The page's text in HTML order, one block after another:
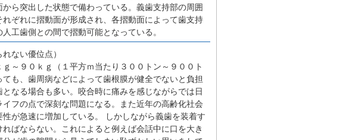
ら突出した状態で備わっている。義歯支持部の周囲
ぞれに摺動面が形成され、各摺動面によって歯支持
工歯側との間で摺動可能となっている。
ない優位点）
～９０ｋｇ（１平方ｍ当たり３００トン～９００ト
も、歯周病などによって歯根膜が健全でないと負担
なる場合も多い。咬合時に痛みを感じながらでは日
フの点で深刻な問題になる。また近年の高齢化社会
が急速に増加している。 しかしながら義歯を装着す
ばならない。これによると例えば会話中に口を大き